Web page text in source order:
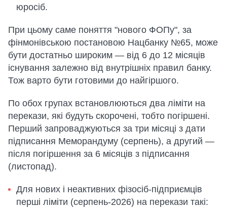
юросіб.
При цьому саме поняття "нового ФОПу", за
фінмонівською постановою Нацбанку №65, може
бути достатньо широким — від 6 до 12 місяців
існування залежно від внутрішніх правил банку.
Тож варто бути готовими до найгіршого.
По обох групах встановлюються два ліміти на
перекази, які будуть скорочені, тобто погіршені.
Перший запроваджуються за три місяці з дати
підписання Меморандуму (серпень), а другий —
після погіршення за 6 місяців з підписання
(листопад).
Для нових і неактивних фізосіб-підприємців
перші ліміти (серпень-2026) на перекази такі: